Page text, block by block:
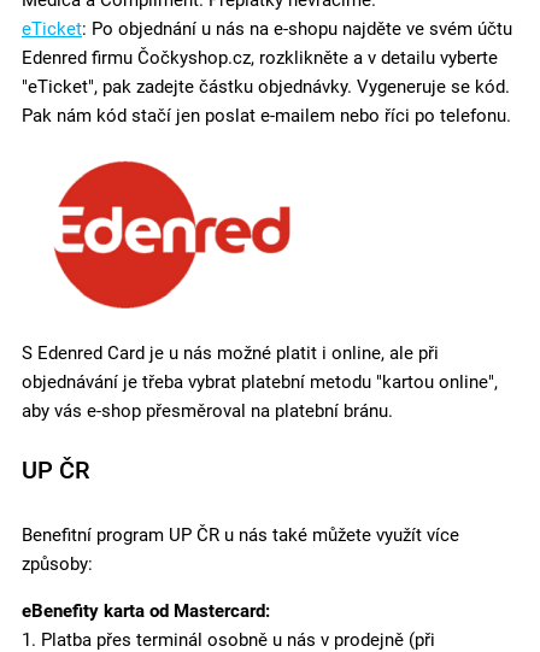
eTicket: Po objednání u nás na e-shopu najděte ve svém účtu
Edenred firmu Čočkyshop.cz, rozklikněte a v detailu vyberte
"eTicket", pak zadejte částku objednávky. Vygeneruje se kód.
Pak nám kód stačí jen poslat e-mailem nebo říci po telefonu.
S Edenred Card je u nás možné platit i online, ale při
objednávání je třeba vybrat platební metodu "kartou online",
aby vás e-shop přesměroval na platební bránu.
UP ČR
Benefitní program UP ČR u nás také můžete využít více
způsoby:
eBenefity karta od Mastercard:
1. Platba přes terminál osobně u nás v prodejně (při